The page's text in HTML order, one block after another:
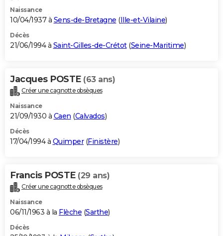
Naissance
10/04/1937 à Sens-de-Bretagne (Ille-et-Vilaine)
Décès
21/06/1994 à Saint-Gilles-de-Crétot(Seine-Maritime)
Jacques POSTE (63 ans)
Créer une cagnotte obsèques
Naissance
21/09/1930 à Caen (Calvados)
Décès
17/04/1994 à Quimper(Finistère)
Francis POSTE (29 ans)
Créer une cagnotte obsèques
Naissance
06/11/1963 à la Flèche (Sarthe)
Décès